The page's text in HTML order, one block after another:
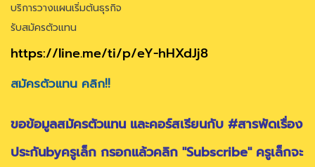
บริการวางแผนเริ่มต้นธุรกิจ
รับสมัครตัวแทน
https://line.me/ti/p/eY-hHXdJj8
สมัครตัวแทน คลิก!!
ขอข้อมูลสมัครตัวแทน และคอร์สเรียนกับ #สารพัดเรื่อง
ประกันbyครูเล็ก กรอกแล้วคลิก "Subscribe" ครูเล็กจะ